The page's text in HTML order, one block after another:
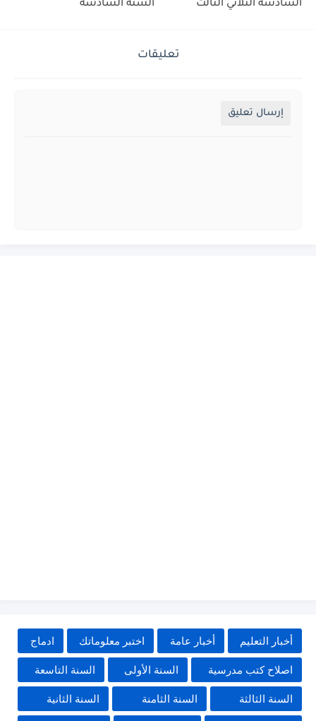
السادسة الثلاثي الثالث
السنة السادسة
تعليقات
إرسال تعليق
أخبار التعليم أخبار عامة اختبر معلوماتك ادماج
اصلاح كتب مدرسية السنة الأولى السنة التاسعة
السنة الثالثة السنة الثامنة السنة الثانية